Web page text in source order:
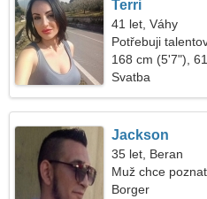
Terri
41 let, Váhy
Potřebuji
vaření
168 cm (5'7"),
Svatba
Jackson
35 let, Beran
Muž chce
Borger